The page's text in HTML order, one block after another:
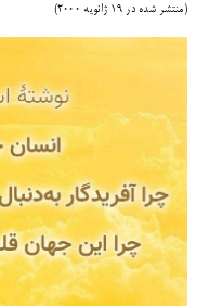
(منتشر شده در ۱۹ ژانویه ۲۰۰۰)